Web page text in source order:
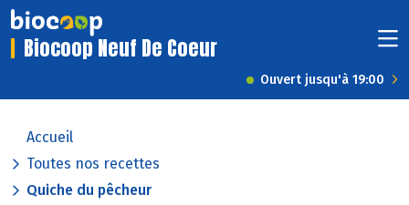
Biocoop Neuf De Coeur
Ouvert jusqu'à 19:00
Accueil
Toutes nos recettes
Quiche du pêcheur